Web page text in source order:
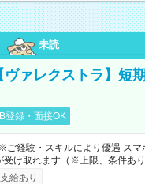
未読
ァレクストラ】短
登録・面接OK
経験・スキルにより優遇 スマ
受け取れます（※上限、条件あり
給あり